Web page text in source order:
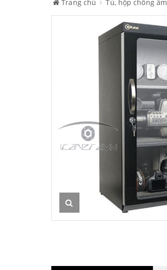
Trang chủ Tủ, hộp chống ẩm